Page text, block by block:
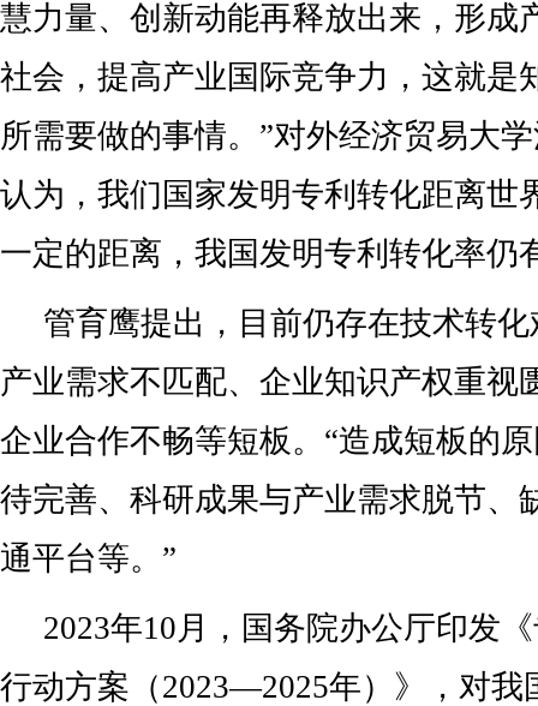
慧力量、创新动能再释放出来，形成
社会，提高产业国际竞争力，这就是
所需要做的事情。”对外经济贸易大
认为，我们国家发明专利转化距离世
一定的距离，我国发明专利转化率仍
管育鹰提出，目前仍存在技术转
产业需求不匹配、企业知识产权重视
企业合作不畅等短板。“造成短板的
待完善、科研成果与产业需求脱节、
通平台等。”
2023年10月，国务院办公厅印发
行动方案（2023—2025年）》，对我